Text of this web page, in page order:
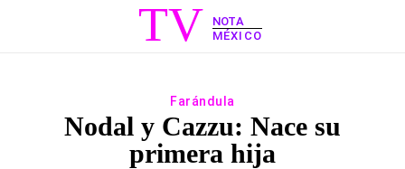
TV
NOTA
MÉXICO
Farándula
Nodal y Cazzu: Nace su
primera hija